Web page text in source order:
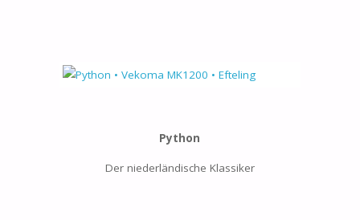
Python
Der niederländische Klassiker